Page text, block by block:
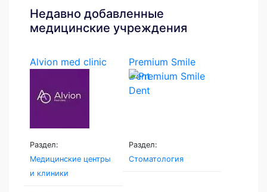
Недавно добавленные
медицинские учреждения
Alvion med clinic
Раздел:
Медицинские центры
и клиники
Premium Smile
Dent
Раздел:
Стоматология